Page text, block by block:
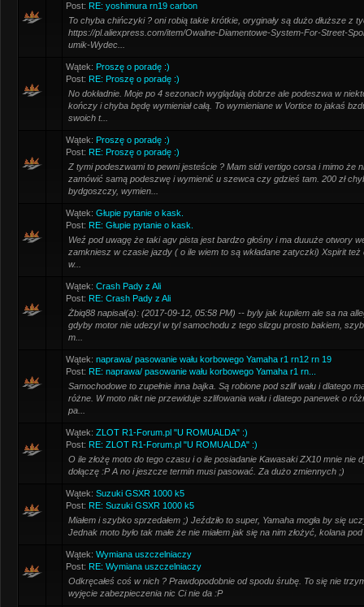
Post: RE: yoshimura rn19 carbon
To chyba chińczyki ? oni robią takie krótkie, oryginały są dużo dłuższe z
https://pl.aliexpress.com/item/Owalne-Diamentowe-System-For-Street-
umik-Wydec...
Wątek: Proszę o poradę :)
Post: RE: Proszę o poradę :)
No dokładnie. Moje po 4 sezonach wyglądają dobrze ale podeszwa w
kończy i chyba będę wymieniał całą. To wymieniane w Vortice to jakaś
swoich t...
Wątek: Proszę o poradę :)
Post: RE: Proszę o poradę :)
Z tymi podeszwami to pewni jesteście ? Mam sidi vertigo corsa i mimo że
zamówić samą podeszwę i wymienić u szewca czy gdzieś tam. 200 zł
bydgoszczy, wymien...
Wątek: Głupie pytanie o kask.
Post: RE: Głupie pytanie o kask.
Weź pod uwagę że taki agv pista jest bardzo głośny i ma duuuże otwory
zamkniesz w czasie jazdy ( o ile wiem to są wkładane zatyczki) Xspirit
w...
Wątek: Crash Pady z Ali
Post: RE: Crash Pady z Ali
Żbiq88 napisał(a): (2017-09-12, 05:58 PM) -- byly jak kupilem ale sa na
gdyby motor nie udezyl w tyl samochodu z tego slizgu prosto bakiem,
m...
Wątek: naprawa/ pasowanie wału korbowego Yamaha r1 rn12 rn 19
Post: RE: naprawa/ pasowanie wału korbowego Yamaha r1 rn...
Samochodowe to zupełnie inna bajka. Są robione pod szlif wału i dlatego
różne. W moto nikt nie przewiduje szlifowania wału i dlatego panewek o
pa...
Wątek: ZLOT R1-Forum.pl "U ROMUALDA" :)
Post: RE: ZLOT R1-Forum.pl "U ROMUALDA" :)
O ile złożę moto do tego czasu i o ile posiadanie Kawasaki ZX10 mnie nie
dołączę :P A no i jeszcze termin musi pasować. Za dużo zmiennych ;)
Wątek: Suzuki GSXR 1000 k5
Post: RE: Suzuki GSXR 1000 k5
Miałem i szybko sprzedałem ;) Jeździło to super, Yamaha mogła by się
Jednak moto było tak małe że nie miałem jak się na nim złożyć, kolana
Wątek: Wymiana uszczelniaczy
Post: RE: Wymiana uszczelniaczy
Odkręcałeś coś w nich ? Prawdopodobnie od spodu śrubę. To się nie
wyjęcie zabezpieczenia nic Ci nie da :P